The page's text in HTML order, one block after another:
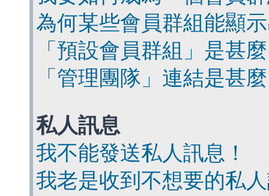
為何某些會員群組能顯
「預設會員群組」是甚
「管理團隊」連結是甚
私人訊息
我不能發送私人訊息！
我老是收到不想要的私